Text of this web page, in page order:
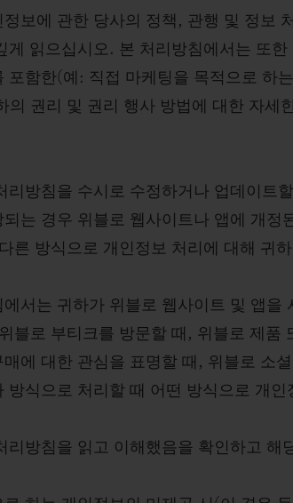
정보에 관한 당사의 정책, 관행 및 정보
게 읽으십시오. 본 처리방침에서는 또
포함한(예: 직접 마케팅을 목적으로 하
의 권리 및 권리 행사 방법에 대한 자세
리방침을 수시로 수정하거나 업데이트
되는 경우 위블로 웹사이트나 앱에 개정
른 방식으로 개인정보 처리에 대해 귀
에서는 귀하가 위블로 웹사이트 및 앱을
블로 부티크를 방문할 때, 위블로 제품
에 대한 관심을 표명할 때, 위블로 소
방식으로 처리할 때 어떤 방식으로 개
리방침을 읽고 이해했음을 확인하고 해
클루시브 서비스
보증